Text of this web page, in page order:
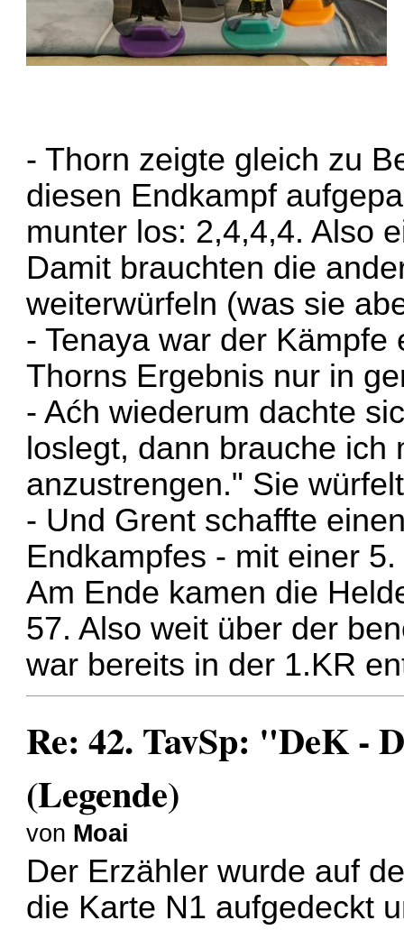
- Thorn zeigte gleich zu
diesen Endkampf
munter los: 2,4,4,4. Also
Damit brauchten die
weiterwürfeln (was sie
- Tenaya war der
Thorns Ergebnis nur in
- Aćh wiederum dachte
loslegt, dann brauche ich
anzustrengen." Sie
- Und Grent schaffte
Endkampfes - mit einer 5.
Am Ende kamen die
57. Also weit über der
war bereits in der 1.KR
Re: 42. TavSp: "DeK -
(Legende)
von Moai
Der Erzähler wurde auf
die Karte N1 aufgedeckt